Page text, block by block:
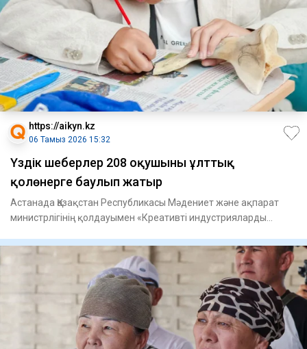
https://aikyn.kz
06 Тамыз 2026 15:32
Үздік шеберлер 208 оқушыны ұлттық
қолөнерге баулып жатыр
Астанада Қазақстан Республикасы Мәдениет және ақпарат
министрлігінің қолдауымен «Креативті индустрияларды